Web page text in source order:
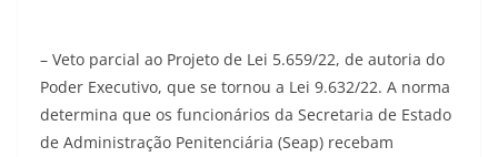
– Veto parcial ao Projeto de Lei 5.659/22, de autoria do
Poder Executivo, que se tornou a Lei 9.632/22. A norma
determina que os funcionários da Secretaria de Estado
de Administração Penitenciária (Seap) recebam